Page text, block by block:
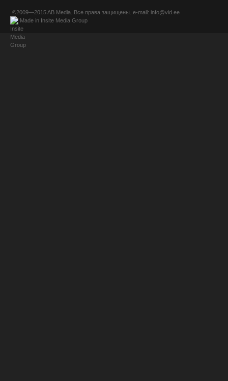
©2009—2015AB Media . Все права защищены. e-mail: info@vid.ee
Made in Insite Media Group